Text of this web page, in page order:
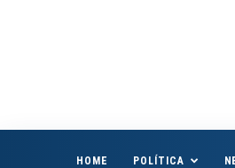
HOME POLÍTICA